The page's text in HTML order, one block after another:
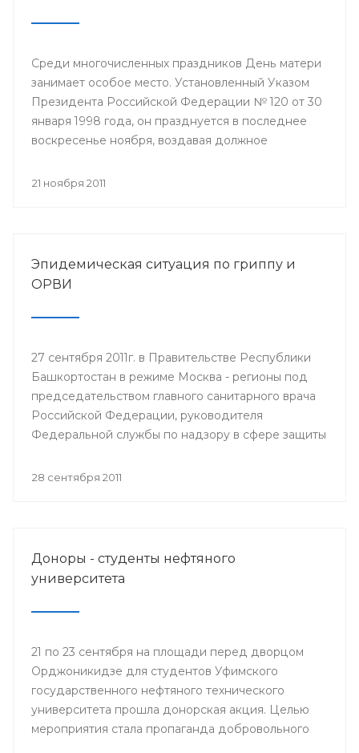
Среди многочисленных праздников День матери
занимает особое место. Установленный Указом
Президента Российской Федерации № 120 от 30
января 1998 года, он празднуется в последнее
воскресенье ноября, воздавая должное
ради блага своих детей.
21 ноября 2011
Эпидемическая ситуация по гриппу и
ОРВИ
27 сентября 2011г. в Правительстве Республики
Башкортостан в режиме Москва - регионы под
председательством главного санитарного врача
Российской Федерации, руководителя
Федеральной службы по надзору в сфере защиты
состоялось селекторное совещание
гриппу и ОРВИ и начале прививочной кампании
против гриппа в эпидсезон 2011-2012 годов».
28 сентября 2011
Доноры - студенты нефтяного
университета
21 по 23 сентября на площади перед дворцом
Орджоникидзе для студентов Уфимского
государственного нефтяного технического
университета прошла донорская акция. Целью
мероприятия стала пропаганда добровольного